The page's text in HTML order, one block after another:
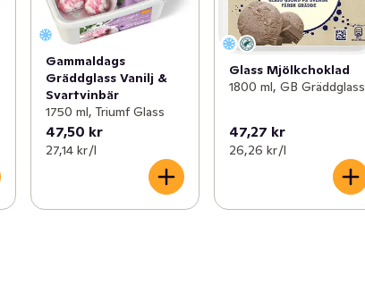
Gammaldags
Gräddglass Vanilj &
Svartvinbär
1750 ml, Triumf Glass
47,50 kr
27,14 kr /l
Glass Mjölkchoklad
1800 ml, GB Gräddglass
47,27 kr
26,26 kr /l